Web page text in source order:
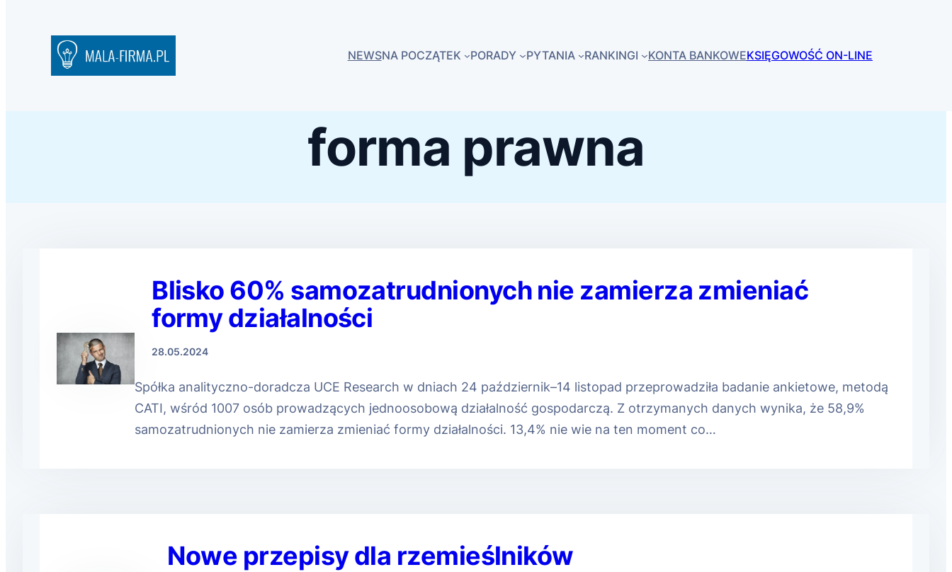
NEWSNA POCZĄTEK PORADY PYTANIA RANKINGI KONTA BANKOWEKSIĘGOWOŚĆ ON-LINE
forma prawna
Blisko 60% samozatrudnionych nie zamierza zmieniać
formy działalności
28.05.2024
Spółka analityczno-doradcza UCE Research w dniach 24 październik–14 listopad przeprowadziła badanie ankietowe, metodą
CATI, wśród 1007 osób prowadzących jednoosobową działalność gospodarczą. Z otrzymanych danych wynika, że 58,9%
samozatrudnionych nie zamierza zmieniać formy działalności. 13,4% nie wie na ten moment co…
Nowe przepisy dla rzemieślników